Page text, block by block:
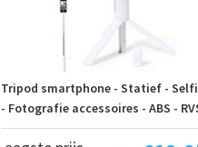
Tripod smartphone - Statief -
- Fotografie accessoires - ABS -